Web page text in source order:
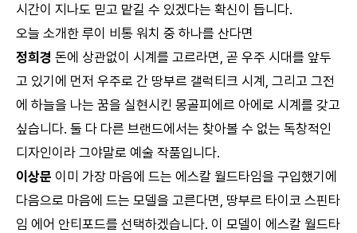
시간이 지나도 믿고 맡길 수 있겠다는 확신이 듭니다.
오늘 소개한 루이 비통 워치 중 하나를 산다면
정희경 돈에 상관없이 시계를 고르라면, 곧 우주 시대를 앞두
고 있기에 먼저 우주로 간 땅부르 갤럭티크 시계, 그리고 그전
에 하늘을 나는 꿈을 실현시킨 몽골피에르 아에로 시계를 갖고
싶습니다. 둘 다 다른 브랜드에서는 찾아볼 수 없는 독창적인
디자인이라 그야말로 예술 작품입니다.
이상문 이미 가장 마음에 드는 에스칼 월드타임을 구입했기에
다음으로 마음에 드는 모델을 고른다면, 땅부르 타이코 스핀타
임 에어 안티포드를 선택하겠습니다. 이 모델이 에스칼 월드타